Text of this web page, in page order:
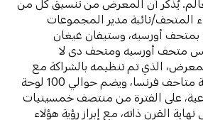
يُذكر أن المعرض من تنسيق كل من
المتحف/نائبة مدير المجموعات
أورسيه، وستيفان غيغان
متحف أورسيه ومتحف دى لا
الذي تم تنظيمه بالشراكة مع
متحف أورسيه ومؤسسة متاحف فرنسا، ويضم حوالي 100 لوحة
على الفترة من منتصف خمسينيات
القرن ذاته، مع إبراز رؤية هؤلاء